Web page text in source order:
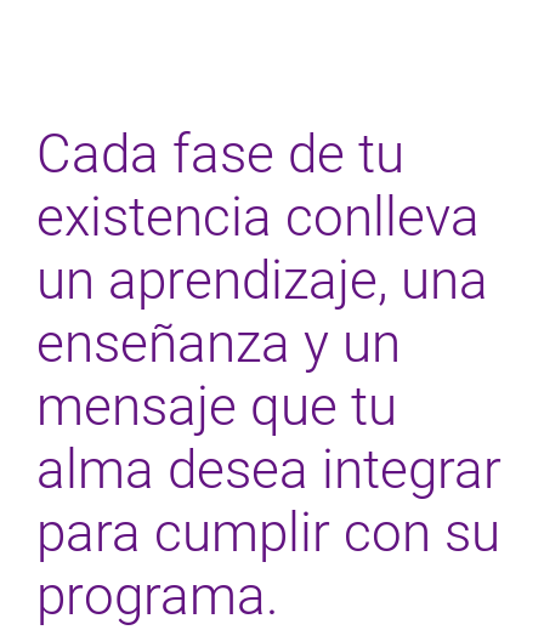
Cada fase de tu
existencia conlleva
un aprendizaje, una
enseñanza y un
mensaje que tu
alma desea integrar
para cumplir con su
programa.